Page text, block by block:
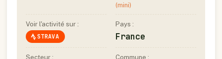
(mini)
Voir l'activité sur :
STRAVA
Pays :
France
Secteur : Commune :